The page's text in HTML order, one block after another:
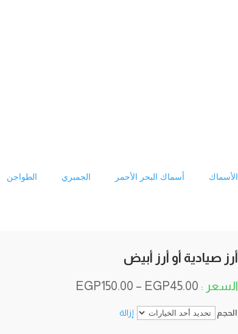
الأسماك أسماك البحر الأحمر الجمبري الطواجن
أرز صيادية أو أرز أبيض
EGP45.00
–
EGP150.00
الحجم إزالة